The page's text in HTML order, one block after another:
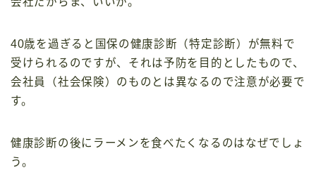
40歳を過ぎると国保の健康診断（特定診断）が無料で
受けられるのですが、それは予防を目的としたもので、
会社員（社会保険）のものとは異なるので注意が必要で
す。
健康診断の後にラーメンを食べたくなるのはなぜでしょ
う。